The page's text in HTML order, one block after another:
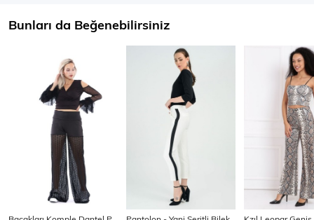
Bunları da Beğenebilirsiniz